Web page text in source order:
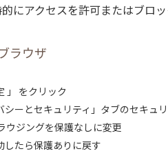
にアクセスを許可またはブロ
ラウザ
」 をクリック
シーとセキュリティ」タブのセキュ
ウジングを保護なしに変更
したら保護ありに戻す